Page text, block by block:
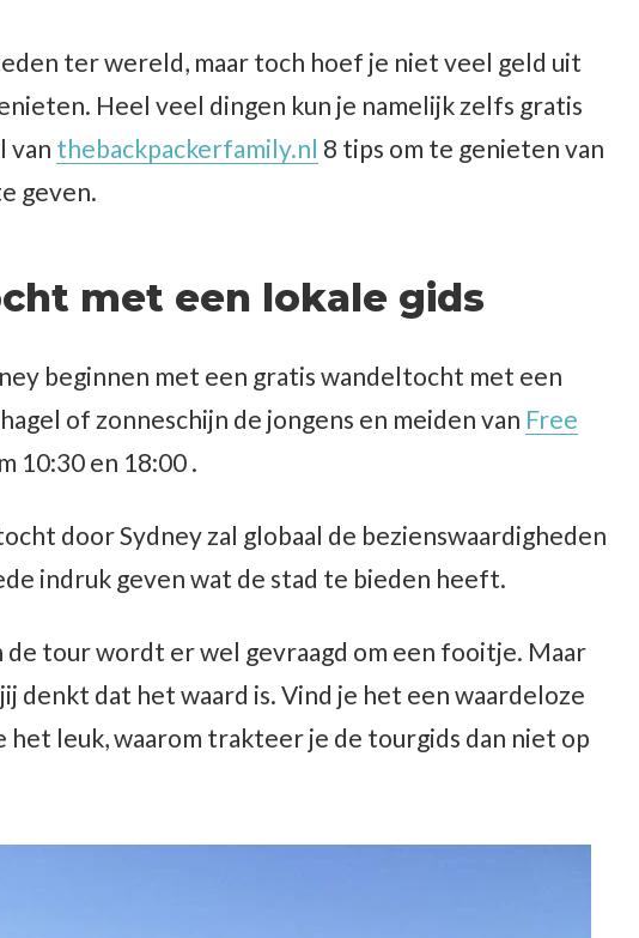
ter wereld, maar toch hoef je niet veel geld uit
Heel veel dingen kun je namelijk zelfs gratis
van thebackpackerfamily.nl 8 tips om te genieten van
geven.
met een lokale gids
beginnen met een gratis wandeltocht met een
of zonneschijn de jongens en meiden van Free
10:30 en 18:00 .
door Sydney zal globaal de bezienswaardigheden
indruk geven wat de stad te bieden heeft.
de tour wordt er wel gevraagd om een fooitje. Maar
denkt dat het waard is. Vind je het een waardeloze
het leuk, waarom trakteer je de tourgids dan niet op